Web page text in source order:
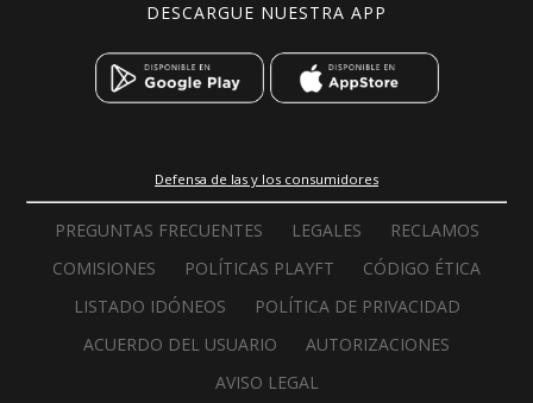
DESCARGUE NUESTRA APP
Defensa de las y los consumidores
PREGUNTAS FRECUENTES LEGALES
RECLAMOS
COMISIONES
POLÍTICAS PLAYFT
CÓDIGO ÉTICA
LISTADO IDÓNEOS
POLÍTICA DE PRIVACIDAD
ACUERDO DEL USUARIO
AUTORIZACIONES
AVISO LEGAL